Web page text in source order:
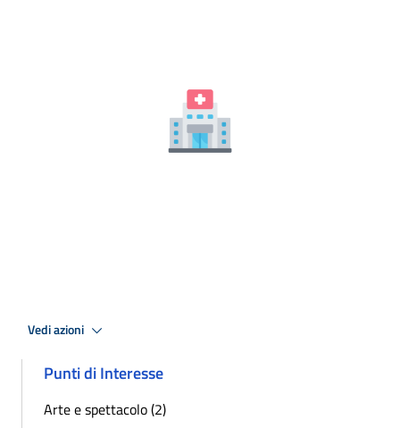
Vedi azioni
Punti di Interesse
Arte e spettacolo (2)